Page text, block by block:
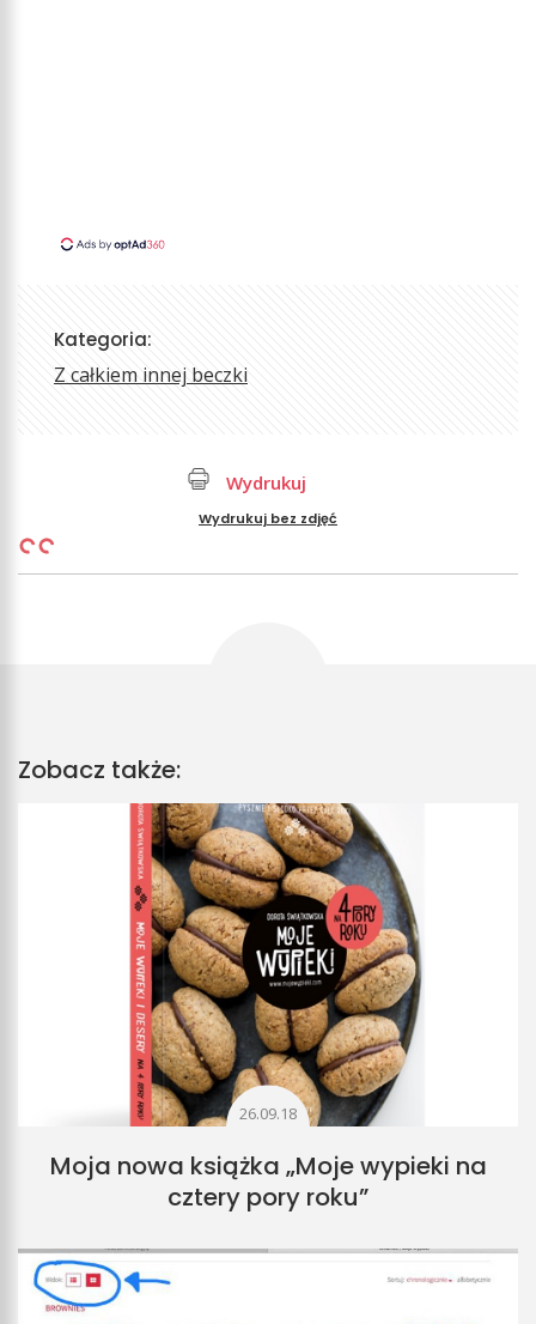
Kategoria:
Z całkiem innej beczki
Wydrukuj
Wydrukuj bez zdjęć
Zobacz także:
26.09.18
Moja nowa książka „Moje wypieki na
cztery pory roku”